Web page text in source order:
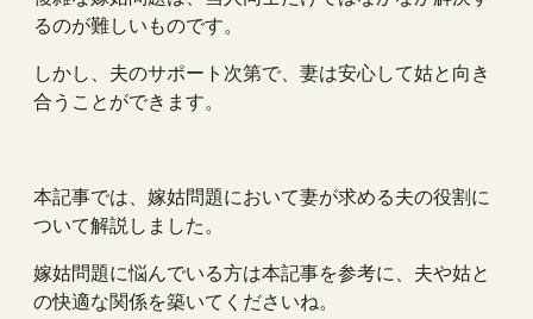
るのが難しいものです。
しかし、夫のサポート次第で、妻は安心して姑と向き
合うことができます。
本記事では、嫁姑問題において妻が求める夫の役割に
ついて解説しました。
嫁姑問題に悩んでいる方は本記事を参考に、夫や姑と
の快適な関係を築いてくださいね。